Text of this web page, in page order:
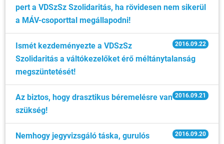
pert a VDSzSz Szolidaritás, ha rövidesen nem sikerül
a MÁV-csoporttal megállapodni!
2016.09.22
Ismét kezdeményezte a VDSzSz
Szolidaritás a váltókezelőket érő méltánytalanság
megszüntetését!
2016.09.21
Az biztos, hogy drasztikus béremelésre van
szükség!
2016.09.20
Nemhogy jegyvizsgáló táska, gurulós